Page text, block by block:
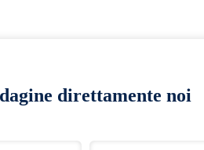
direttamente noi